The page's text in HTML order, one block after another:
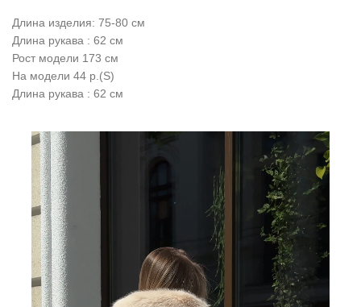
Длина изделия: 75-80 см
Длина рукава : 62 см
Рост модели 173 см
На модели 44 р.(S)
Длина рукава : 62 см